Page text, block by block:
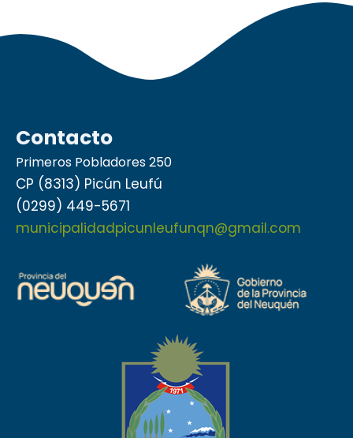
Contacto
Primeros Pobladores 250
CP (8313) Picún Leufú
(0299) 449-5671
municipalidadpicunleufunqn@gmail.com